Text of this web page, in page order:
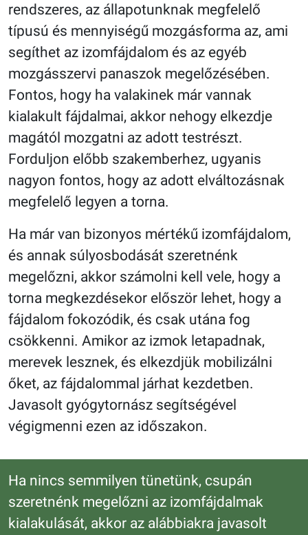
rendszeres, az állapotunknak megfelelő
típusú és mennyiségű mozgásforma az, ami
segíthet az izomfájdalom és az egyéb
mozgásszervi panaszok megelőzésében.
Fontos, hogy ha valakinek már vannak
kialakult fájdalmai, akkor nehogy elkezdje
magától mozgatni az adott testrészt.
Forduljon előbb szakemberhez, ugyanis
nagyon fontos, hogy az adott elváltozásnak
megfelelő legyen a torna.
Ha már van bizonyos mértékű izomfájdalom,
és annak súlyosbodását szeretnénk
megelőzni, akkor számolni kell vele, hogy a
torna megkezdésekor először lehet, hogy a
fájdalom fokozódik, és csak utána fog
csökkenni. Amikor az izmok letapadnak,
merevek lesznek, és elkezdjük mobilizálni
őket, az fájdalommal járhat kezdetben.
Javasolt gyógytornász segítségével
végigmenni ezen az időszakon.
Ha nincs semmilyen tünetünk, csupán
szeretnénk megelőzni az izomfájdalmak
kialakulását, akkor az alábbiakra javasolt